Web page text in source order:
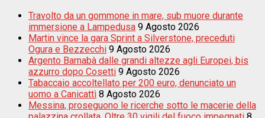
Travolto da un gommone in mare, sub muore durante
immersione a Lampedusa 9 Agosto 2026
Martin vince la gara Sprint a Silverstone, preceduti
Ogura e Bezzecchi 9 Agosto 2026
Argento Barnabà dalle grandi altezze agli Europei, bis
azzurro dopo Cosetti 9 Agosto 2026
Tabaccaio accoltellato per 200 euro, denunciato un
uomo a Canicattì 8 Agosto 2026
Messina, proseguono le ricerche sotto le macerie della